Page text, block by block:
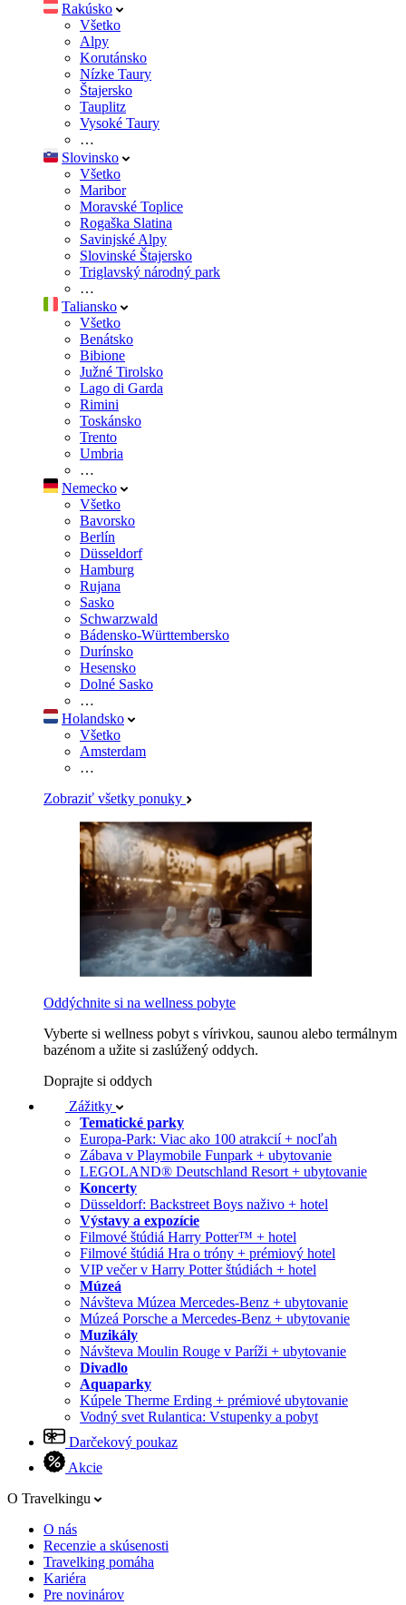
Rakúsko
Všetko
Alpy
Korutánsko
Nízke Taury
Štajersko
Tauplitz
Vysoké Taury
…
Slovinsko
Všetko
Maribor
Moravské Toplice
Rogaška Slatina
Savinjské Alpy
Slovinské Štajersko
Triglavský národný park
…
Taliansko
Všetko
Benátsko
Bibione
Južné Tirolsko
Lago di Garda
Rimini
Toskánsko
Trento
Umbria
…
Nemecko
Všetko
Bavorsko
Berlín
Düsseldorf
Hamburg
Rujana
Sasko
Schwarzwald
Bádensko-Württembersko
Durínsko
Hesensko
Dolné Sasko
…
Holandsko
Všetko
Amsterdam
…
Zobraziť všetky ponuky
Oddýchnite si na wellness pobyte
Vyberte si wellness pobyt s vírivkou, saunou alebo termálnym
bazénom a užite si zaslúžený oddych.
Doprajte si oddych
Zážitky
Tematické parky
Europa-Park: Viac ako 100 atrakcií + nocľah
Zábava v Playmobile Funpark + ubytovanie
LEGOLAND® Deutschland Resort + ubytovanie
Koncerty
Düsseldorf: Backstreet Boys naživo + hotel
Výstavy a expozície
Filmové štúdiá Harry Potter™ + hotel
Filmové štúdiá Hra o tróny + prémiový hotel
VIP večer v Harry Potter štúdiách + hotel
Múzeá
Návšteva Múzea Mercedes-Benz + ubytovanie
Múzeá Porsche a Mercedes-Benz + ubytovanie
Muzikály
Návšteva Moulin Rouge v Paríži + ubytovanie
Divadlo
Aquaparky
Kúpele Therme Erding + prémiové ubytovanie
Vodný svet Rulantica: Vstupenky a pobyt
Darčekový poukaz
Akcie
O Travelkingu
O nás
Recenzie a skúsenosti
Travelking pomáha
Kariéra
Pre novinárov